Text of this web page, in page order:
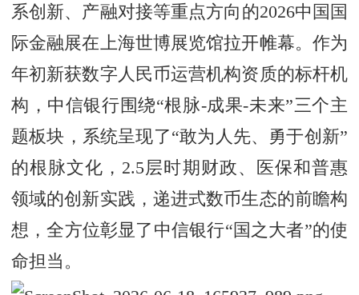
系创新、产融对接等重点方向的2026中国国
际金融展在上海世博展览馆拉开帷幕。作为
年初新获数字人民币运营机构资质的标杆机
构，中信银行围绕“根脉-成果-未来”三个主
题板块，系统呈现了“敢为人先、勇于创新”
的根脉文化，2.5层时期财政、医保和普惠
领域的创新实践，递进式数币生态的前瞻构
想，全方位彰显了中信银行“国之大者”的使
命担当。